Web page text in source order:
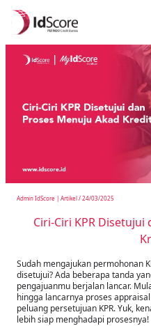
Admin IdScore | Artikel/24/03/2025
Ciri-Ciri KPR
Sudah mengajukan permohonan
disetujui? Ada beberapa tanda
pengajuanmu berjalan lancar.
hingga lancarnya proses
peluang persetujuan KPR. Yuk,
lebih siap menghadapi prosesnya!